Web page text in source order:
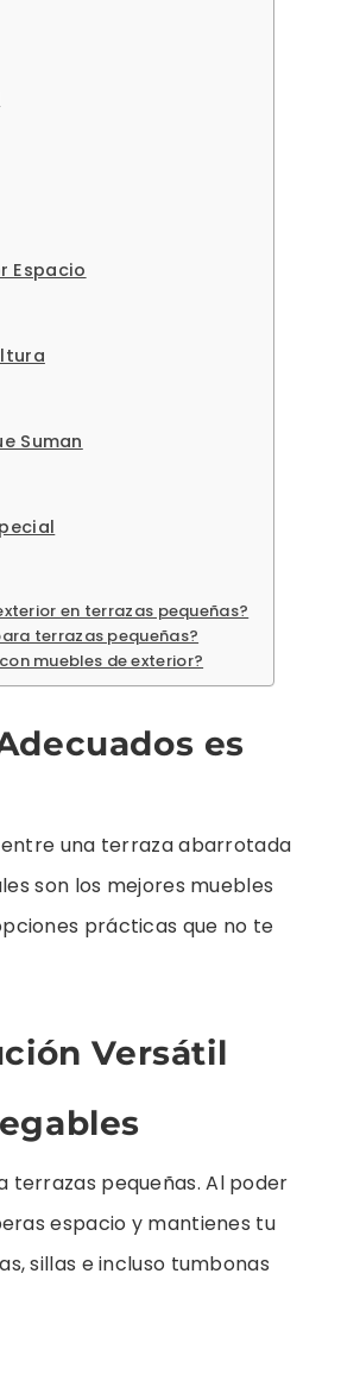
Espacio
Suman
en terrazas pequeñas?
terrazas pequeñas?
muebles de exterior?
es
una terraza abarrotada
son los mejores muebles
prácticas que no te
Versátil
terrazas pequeñas. Al poder
espacio y mantienes tu
sillas e incluso tumbonas